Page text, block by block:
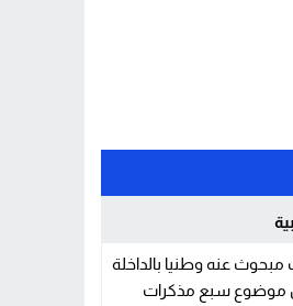
مبحوث عنه وطنيا بالداخلة
موضوع سبع مذكرات